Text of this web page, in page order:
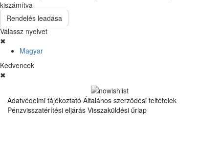
kiszámítva
Rendelés leadása
Válassz nyelvet
✖
Magyar
Kedvencek
✖
Adatvédelmi tájékoztató Általános szerződési feltételek
Pénzvisszatérítési eljárás Visszaküldési űrlap